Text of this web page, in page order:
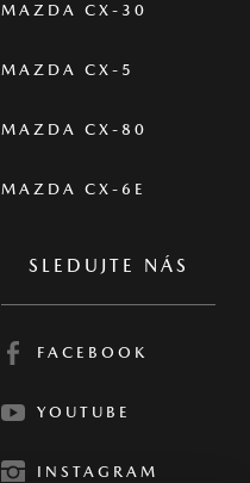
MAZDA CX-30
MAZDA CX-5
MAZDA CX-80
MAZDA CX-6E
SLEDUJTE NÁS
FACEBOOK
YOUTUBE
INSTAGRAM